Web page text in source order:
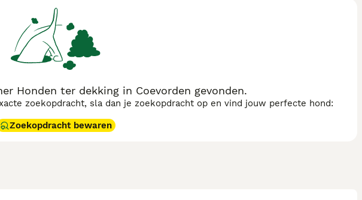
gebit. Populaire zoekwoorden zijn onder andere "dwergpinscher kopen",
Dwergpinscher
is een levendige, moedige kleine hond met een groot karakter.
compagnon voor wie van een actieve, kleine hond houdt.
Honden ter dekking in Coevorden gevonden.
zoekopdracht, sla dan je zoekopdracht op en vind jouw perfecte hond:
Zoekopdracht bewaren